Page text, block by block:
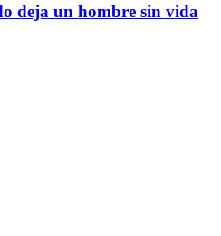
deja un hombre sin vida